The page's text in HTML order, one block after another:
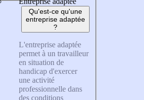
Qu'est-ce qu'une
entreprise adaptée
?
L'entreprise adaptée
permet à un travailleur
en situation de
handicap d'exercer
une activité
professionnelle dans
des conditions